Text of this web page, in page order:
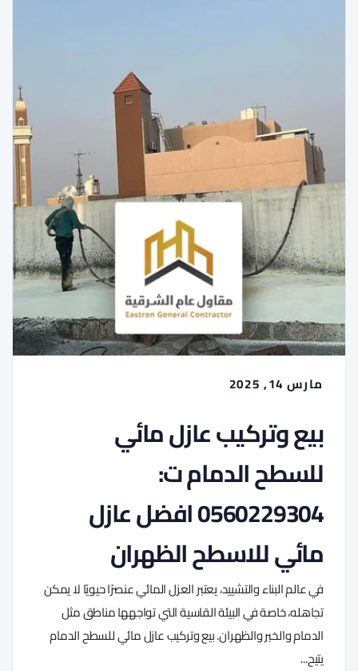
مارس 14, 2025
بيع وتركيب عازل مائي
للسطح الدمام ت:
0560229304 افضل عازل
مائي للاسطح الظهران
في عالم البناء والتشييد، يعتبر العزل المائي عنصرًا حيويًا لا يمكن
تجاهله، خاصة في البيئة القاسية التي تواجهها مناطق مثل
الدمام والخبر والظهران. بيع وتركيب عازل مائي للسطح الدمام
يتيح...